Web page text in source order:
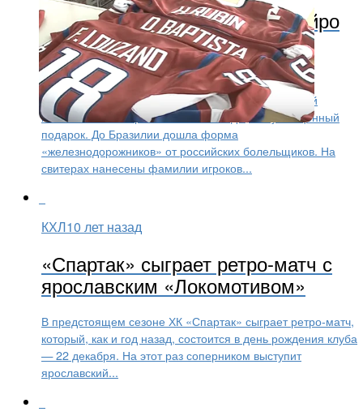
«Локомотив» из Рио-де-Жанейро
получил форму от российских
болельщиков
Бразильский хоккейный клуб «Локомотив», который
назвали в честь ярославской команды, получил ценный
подарок. До Бразилии дошла форма
«железнодорожников» от российских болельщиков. На
свитерах нанесены фамилии игроков...
КХЛ10 лет назад
«Спартак» сыграет ретро-матч с
ярославским «Локомотивом»
В предстоящем сезоне ХК «Спартак» сыграет ретро-матч,
который, как и год назад, состоится в день рождения клуба
— 22 декабря. На этот раз соперником выступит
ярославский...